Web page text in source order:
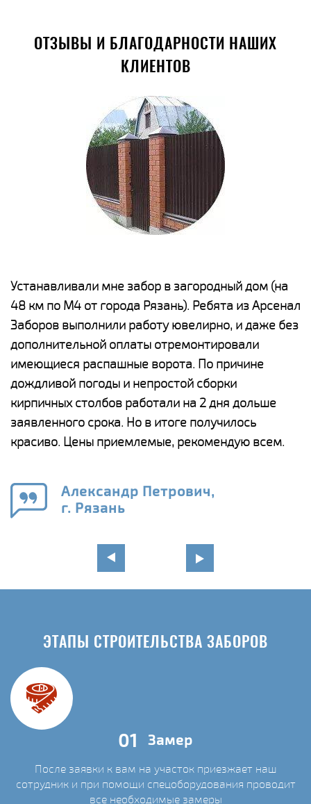
ОТЗЫВЫ И БЛАГОДАРНОСТИ НАШИХ
КЛИЕНТОВ
Устанавливали мне забор в загородный дом (на
48 км по М4 от города Рязань). Ребята из Арсенал
Заборов выполнили работу ювелирно, и даже без
дополнительной оплаты отремонтировали
имеющиеся распашные ворота. По причине
дождливой погоды и непростой сборки
кирпичных столбов работали на 2 дня дольше
заявленного срока. Но в итоге получилось
красиво. Цены приемлемые, рекомендую всем.
Александр Петрович,
г. Рязань
ЭТАПЫ СТРОИТЕЛЬСТВА ЗАБОРОВ
01 Замер
После заявки к вам на участок приезжает наш
сотрудник и при помощи спецоборудования проводит
все необходимые замеры